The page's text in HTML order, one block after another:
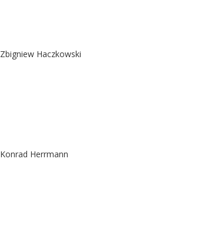
Zbigniew Haczkowski
Konrad Herrmann